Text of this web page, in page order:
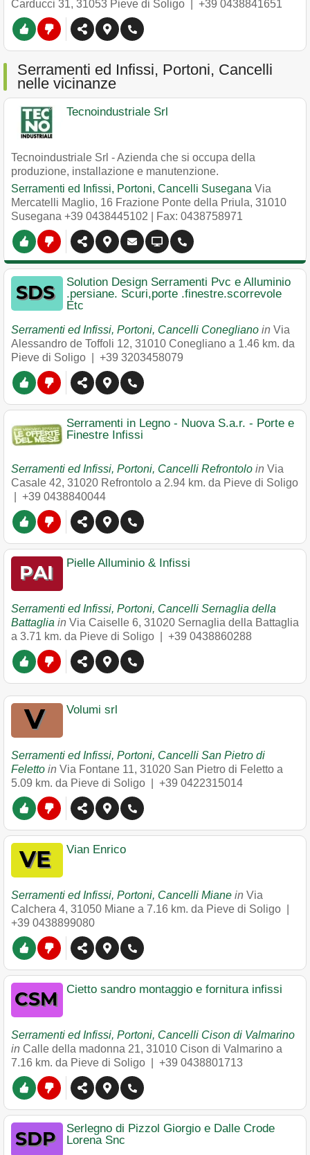
Carducci 31, 31053 Pieve di Soligo +39 0438841651
Serramenti ed Infissi, Portoni, Cancelli
nelle vicinanze
Tecnoindustriale Srl
Tecnoindustriale Srl - Azienda che si occupa della
produzione, installazione e manutenzione.
Serramenti ed Infissi, Portoni, Cancelli Susegana Via
Mercatelli Maglio, 16 Frazione Ponte della Priula, 31010
Susegana +39 0438445102 | Fax: 0438758971
Solution Design Serramenti Pvc e Alluminio
.persiane. Scuri,porte .finestre.scorrevole
Etc
Serramenti ed Infissi, Portoni, Cancelli Conegliano in Via
Alessandro de Toffoli 12, 31010 Conegliano a 1.46 km. da
Pieve di Soligo | +39 3203458079
Serramenti in Legno - Nuova S.a.r. - Porte e
Finestre Infissi
Serramenti ed Infissi, Portoni, Cancelli Refrontolo in Via
Casale 42, 31020 Refrontolo a 2.94 km. da Pieve di Soligo
+39 0438840044
Pielle Alluminio & Infissi
Serramenti ed Infissi, Portoni, Cancelli Sernaglia della
Battaglia in Via Caiselle 6, 31020 Sernaglia della Battaglia
a 3.71 km. da Pieve di Soligo | +39 0438860288
Volumi srl
Serramenti ed Infissi, Portoni, Cancelli San Pietro di
Feletto in Via Fontane 11, 31020 San Pietro di Feletto a
5.09 km. da Pieve di Soligo | +39 0422315014
Vian Enrico
Serramenti ed Infissi, Portoni, Cancelli Miane in Via
Calchera 4, 31050 Miane a 7.16 km. da Pieve di Soligo |
+39 0438899080
Cietto sandro montaggio e fornitura infissi
Serramenti ed Infissi, Portoni, Cancelli Cison di Valmarino
in Calle della madonna 21, 31010 Cison di Valmarino a
7.16 km. da Pieve di Soligo | +39 0438801713
Serlegno di Pizzol Giorgio e Dalle Crode
Lorena Snc